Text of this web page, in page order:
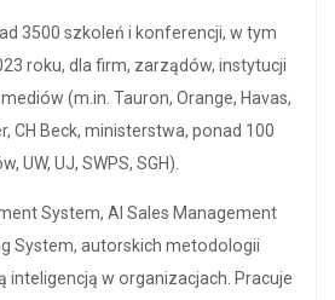
3500 szkoleń i konferencji, w tym
roku, dla firm, zarządów, instytucji
(m.in. Tauron, Orange, Havas,
CH Beck, ministerstwa, ponad 100
UW, UJ, SWPS, SGH).
System, AI Sales Management
System, autorskich metodologii
inteligencją w organizacjach. Pracuje